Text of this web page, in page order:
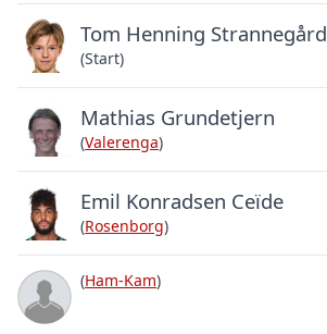
Tom Henning Strannegård
(Start)
Mathias Grundetjern
(Valerenga)
Emil Konradsen Ceïde
(Rosenborg)
(Ham-Kam)